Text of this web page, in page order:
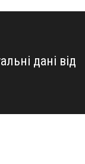
дані від